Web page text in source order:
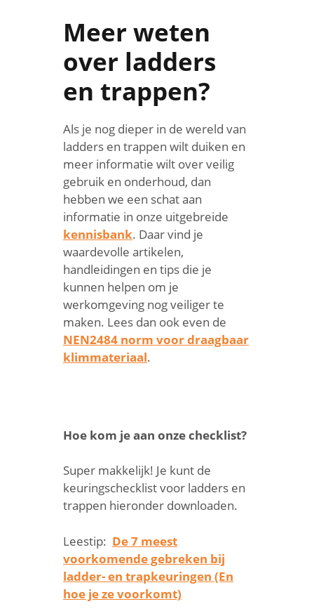
Meer weten
over ladders
en trappen?
Als je nog dieper in de wereld van
ladders en trappen wilt duiken en
meer informatie wilt over veilig
gebruik en onderhoud, dan
hebben we een schat aan
informatie in onze uitgebreide
kennisbank. Daar vind je
waardevolle artikelen,
handleidingen en tips die je
kunnen helpen om je
werkomgeving nog veiliger te
maken. Lees dan ook even de
NEN2484 norm voor draagbaar
klimmateriaal.
Hoe kom je aan onze checklist?
Super makkelijk! Je kunt de
keuringschecklist voor ladders en
trappen hieronder downloaden.
Leestip: De 7 meest
voorkomende gebreken bij
ladder- en trapkeuringen (En
hoe je ze voorkomt)